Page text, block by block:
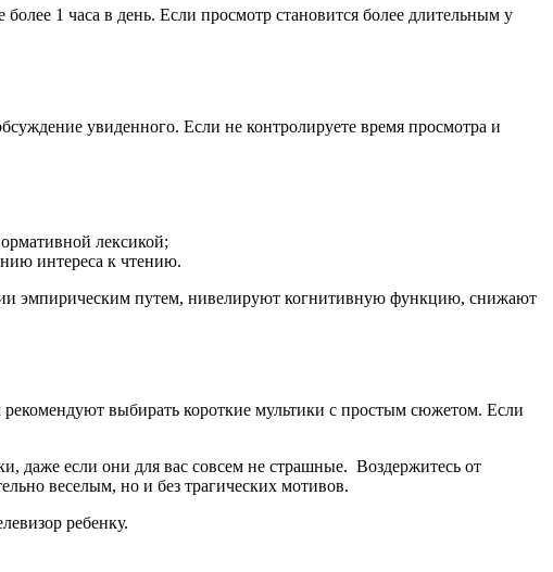
1 часа в день. Если просмотр становится более длительным у
увиденного. Если не контролируете время просмотра и
лексикой;
интереса к чтению.
эмпирическим путем, нивелируют когнитивную функцию, снижают
выбирать короткие мультики с простым сюжетом. Если
если они для вас совсем не страшные. Воздержитесь от
веселым, но и без трагических мотивов.
ребенку.